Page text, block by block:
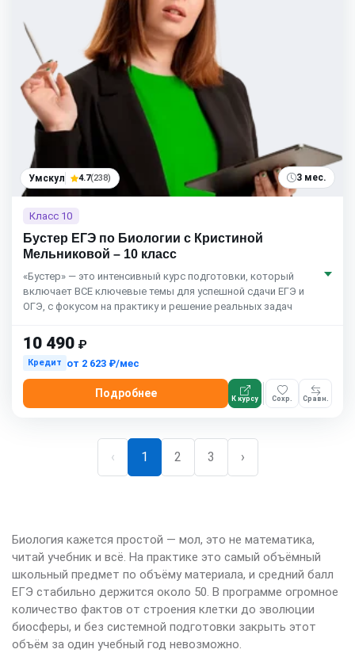
Умскул 4.7(238) 3 мес.
Класс 10
Бустер ЕГЭ по Биологии с Кристиной
Мельниковой – 10 класс
«Бустер» — это интенсивный курс подготовки, который
включает ВСЕ ключевые темы для успешной сдачи ЕГЭ и
ОГЭ, с фокусом на практику и решение реальных задач
10 490 ₽
Кредит от 2 623 ₽/мес
Подробнее К курсу Сохр. Сравн.
‹ 1 2 3 ›
Биология кажется простой — мол, это не математика,
читай учебник и всё. На практике это самый объёмный
школьный предмет по объёму материала, и средний балл
ЕГЭ стабильно держится около 50. В программе огромное
количество фактов от строения клетки до эволюции
биосферы, и без системной подготовки закрыть этот
объём за один учебный год невозможно.